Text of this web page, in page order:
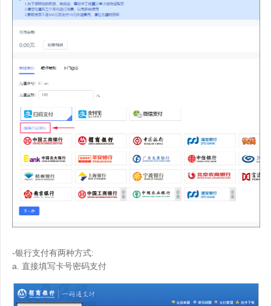
-银行支付有两种方式:
a. 直接填写卡号密码支付